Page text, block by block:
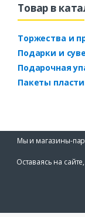
Товар в
Торжества и
Подарки и
Подарочная
Пакеты
Мы и магазины-
Оставаясь на